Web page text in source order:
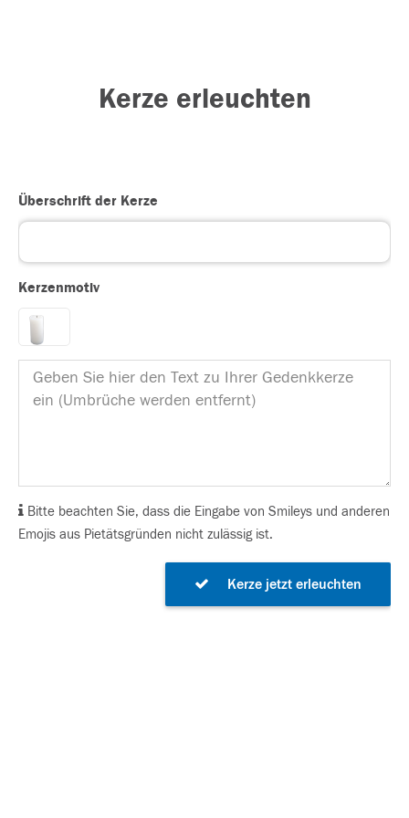
Kerze erleuchten
Überschrift der Kerze
Kerzenmotiv
Bitte beachten Sie, dass die Eingabe von Smileys und anderen
Emojis aus Pietätsgründen nicht zulässig ist.
Kerze jetzt erleuchten